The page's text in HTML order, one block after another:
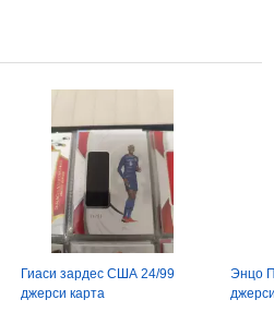
Гиаси зардес США 24/99
джерси карта
Энцо